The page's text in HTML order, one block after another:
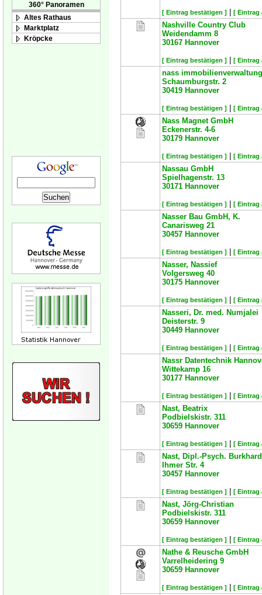
360° Panoramen
Altes Rathaus
Marktplatz
Kröpcke
[ Eintrag bestätigen ] [ Eintrag
Nashville Country Club
Weidendamm 8
30167 Hannover
[ Eintrag bestätigen ] [ Eintrag
nass
Schaumburgstr. 2
30419 Hannover
[ Eintrag bestätigen ] [ Eintrag
Nass Magnet GmbH
Eckenerstr. 4-6
30179 Hannover
[ Eintrag bestätigen ] [ Eintrag
Nassau GmbH
Spielhagenstr. 13
30171 Hannover
[ Eintrag bestätigen ] [ Eintrag
Nasser Bau GmbH, K.
Canarisweg 21
30457 Hannover
[ Eintrag bestätigen ] [ Eintrag
Nasser, Nassief
Volgersweg 40
30175 Hannover
[ Eintrag bestätigen ] [ Eintrag
Nasseri, Dr. med. Numjalei
Deisterstr. 9
30449 Hannover
[ Eintrag bestätigen ] [ Eintrag
Nassr Datentechnik
Wittekamp 16
30177 Hannover
[ Eintrag bestätigen ] [ Eintrag
Nast, Beatrix
Podbielskistr. 311
30659 Hannover
[ Eintrag bestätigen ] [ Eintrag
Nast, Dipl.-Psych.
Ihmer Str. 4
30457 Hannover
[ Eintrag bestätigen ] [ Eintrag
Nast, Jörg-Christian
Podbielskistr. 311
30659 Hannover
[ Eintrag bestätigen ] [ Eintrag
Nathe & Reusche GmbH
Varrelheidering 9
30659 Hannover
[ Eintrag bestätigen ] [ Eintrag